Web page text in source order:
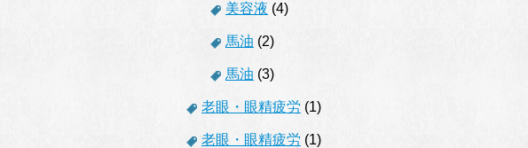
美容液 (4)
馬油 (2)
馬油 (3)
老眼・眼精疲労 (1)
老眼・眼精疲労 (1)